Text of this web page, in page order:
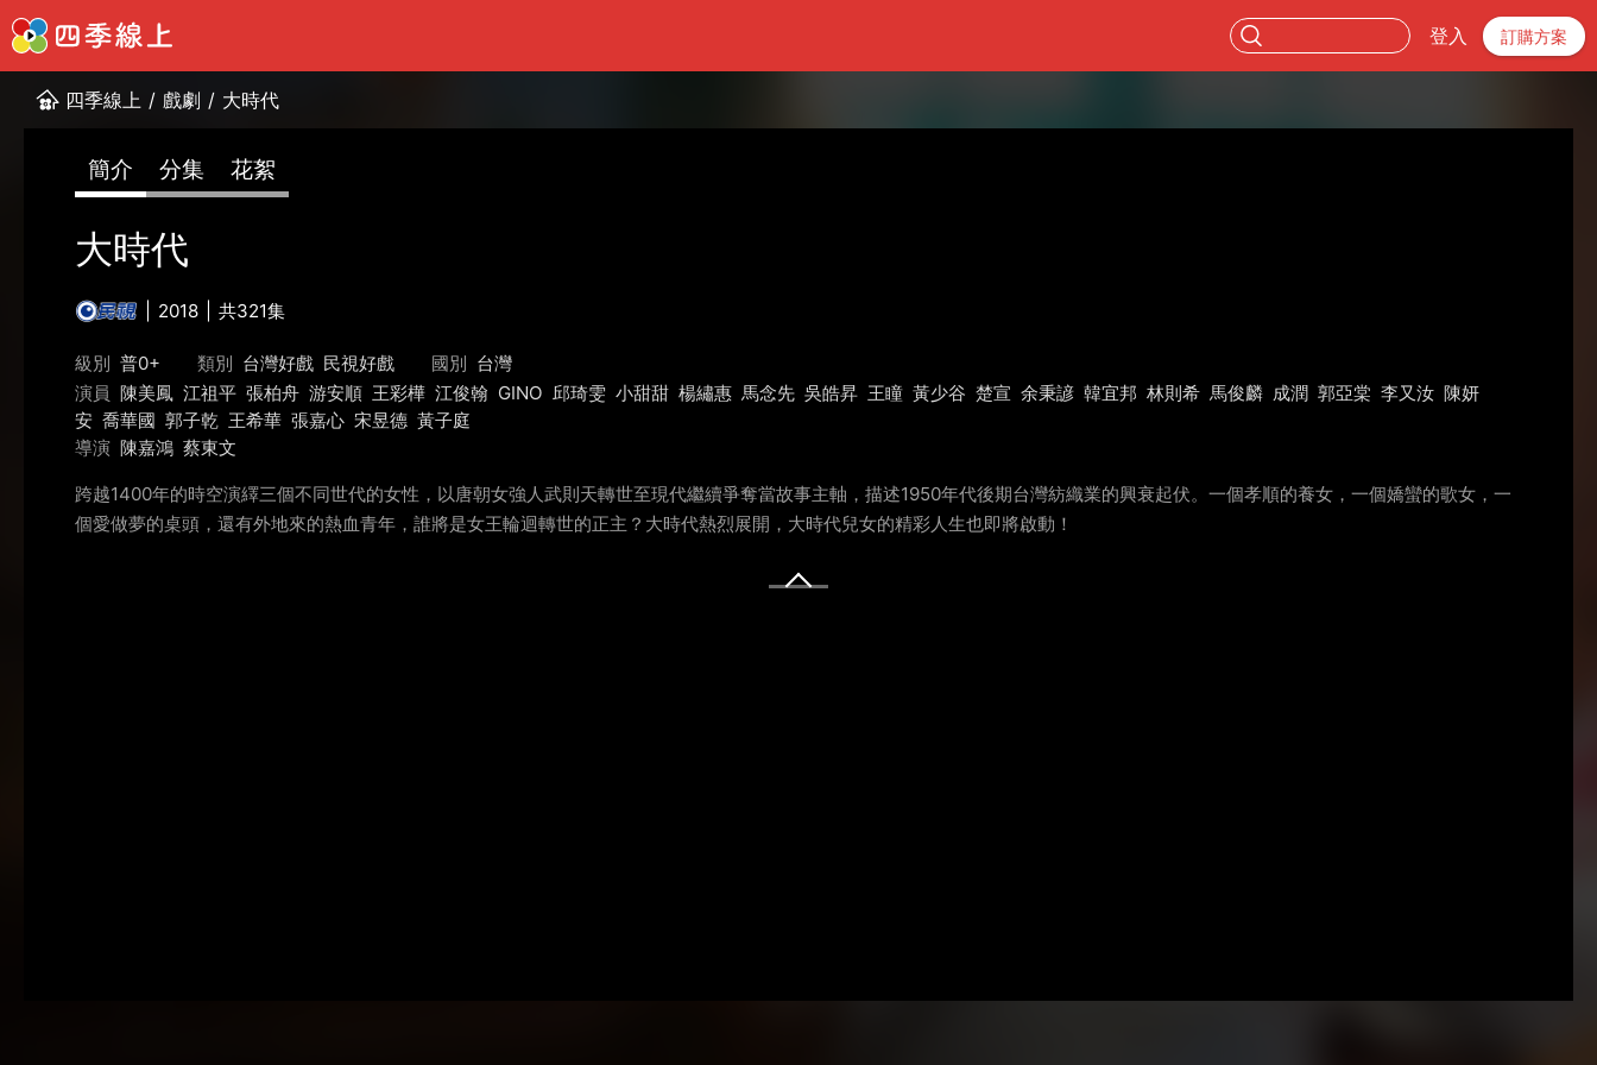
登入 訂購方案
四季線上 / 戲劇 / 大時代
簡介 分集 花絮
大時代
2018 共321集
級別 普0+ 類別 台灣好戲 民視好戲 國別 台灣
演員 陳美鳳 江祖平 張柏舟 游安順 王彩樺 江俊翰 GINO 邱琦雯 小甜甜 楊繡惠 馬念先 吳皓昇 王瞳 黃少谷 楚宣 余秉諺 韓宜邦 林則希 馬俊麟 成潤 郭亞棠 李又汝 陳妍
安 喬華國 郭子乾 王希華 張嘉心 宋昱德 黃子庭
導演 陳嘉鴻 蔡東文
跨越1400年的時空演繹三個不同世代的女性，以唐朝女強人武則天轉世至現代繼續爭奪當故事主軸，描述1950年代後期台灣紡織業的興衰起伏。一個孝順的養女，一個嬌蠻的歌女，一
個愛做夢的桌頭，還有外地來的熱血青年，誰將是女王輪迴轉世的正主？大時代熱烈展開，大時代兒女的精彩人生也即將啟動！